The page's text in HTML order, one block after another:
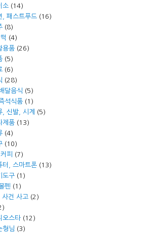
소(14)
, 패스트푸드(16)
(8)
(4)
용품(26)
(5)
(6)
(28)
달음식 (5)
석식품(1)
, 신발, 시계
(5)
제품(13)
(4)
(10)
피
(7)
터, 스마트폰(13)
도구(1)
펜 (1)
사건 사고 (2)
오스타(12)
형님 (3)